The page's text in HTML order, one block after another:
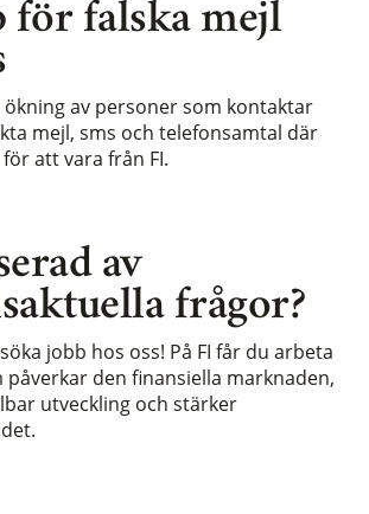
av
frågor?
jobb hos oss! På FI får du arbeta
den finansiella marknaden,
utveckling och stärker
för falska mejl
ökning av personer som kontaktar
mejl, sms och telefonsamtal där
att vara från FI.